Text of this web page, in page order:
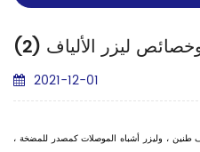
ليزر الألياف (2)
2021-12-01
طنين ، وليزر أشباه الموصلات كمصدر للمضخة ،